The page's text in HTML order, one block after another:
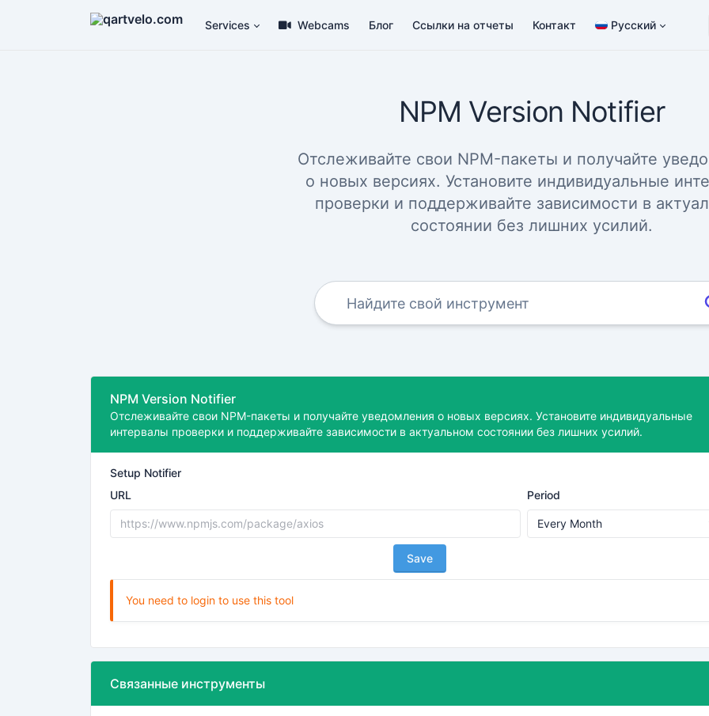
Services Webcams Блог Ссылки на отчеты Контакт Русский
NPM Version Notifier
Отслеживайте свои NPM-пакеты и получайте
о новых версиях. Установите индивидуальные
проверки и поддерживайте зависимости в
состоянии без лишних усилий.
NPM Version Notifier
Отслеживайте свои NPM-пакеты и получайте уведомления о новых версиях. Установите индивидуальные
интервалы проверки и поддерживайте зависимости в актуальном состоянии без лишних усилий.
Setup Notifier
URL
Period
Save
You need to login to use this tool
Связанные инструменты